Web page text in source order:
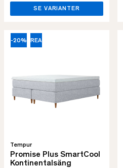
SE VARIANTER
-20% REA
Tempur
Promise Plus SmartCool
Kontinentalsäng